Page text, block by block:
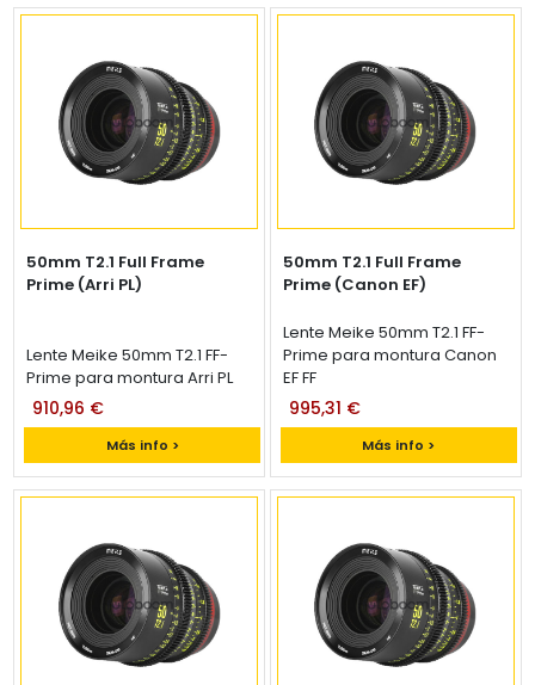
50mm T2.1 Full Frame
Prime (Arri PL)
Lente Meike 50mm T2.1 FF-
Prime para montura Arri PL
Más info >
910,96 €
50mm T2.1 Full Frame
Prime (Canon EF)
Lente Meike 50mm T2.1 FF-
Prime para montura Canon
EF FF
Más info >
995,31 €